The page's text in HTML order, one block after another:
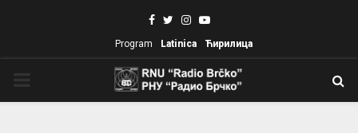
Facebook
TwitterInstagram
Youtube
Program Latinica Ћирилица